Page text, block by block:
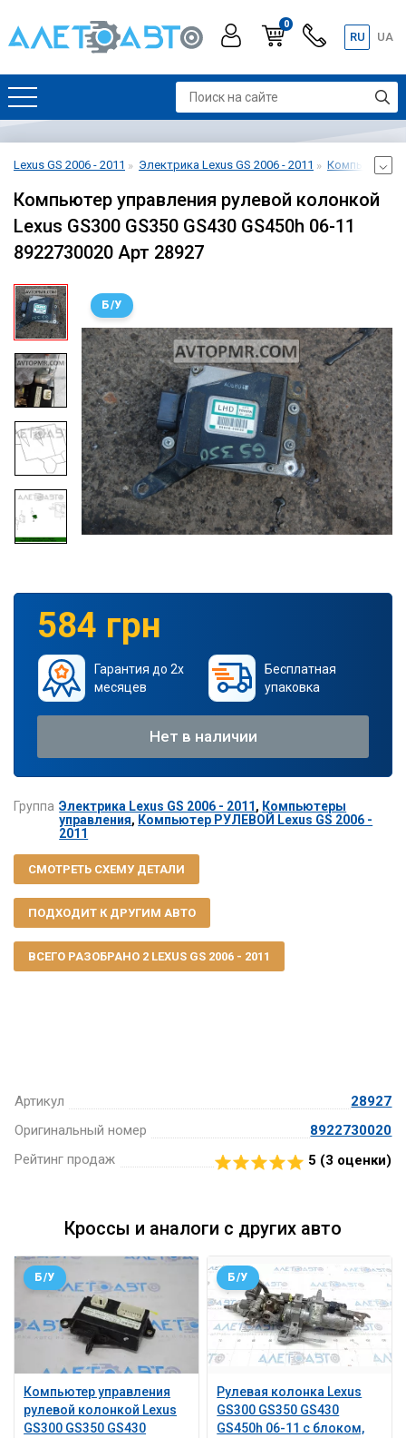
0
RU UA
Lexus GS 2006 - 2011 Электрика Lexus GS 2006 - 2011 Компьютеры
Компьютер управления рулевой колонкой
Lexus GS300 GS350 GS430 GS450h 06-11
8922730020 Арт 28927
Б/У
Артикул
28927
Оригинальный номер
8922730020
Рейтинг продаж
5 (3 оценки)
584 грн
Гарантия до 2х
месяцев
Бесплатная
упаковка
Нет в наличии
Группа Электрика Lexus GS 2006 - 2011, Компьютеры
управления, Компьютер РУЛЕВОЙ Lexus GS 2006 -
2011
СМОТРЕТЬ СХЕМУ ДЕТАЛИ
ПОДХОДИТ К ДРУГИМ АВТО
ВСЕГО РАЗОБРАНО 2 LEXUS GS 2006 - 2011
Кроссы и аналоги с других авто
Компьютер управления
рулевой колонкой Lexus
GS300 GS350 GS430
Б/У
Рулевая колонка Lexus
GS300 GS350 GS430
GS450h 06-11 с блоком,
Б/У